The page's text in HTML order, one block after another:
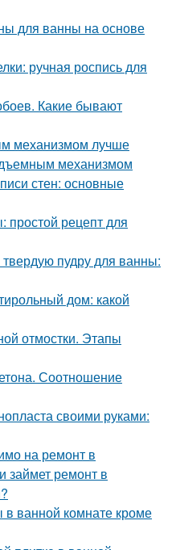
для ванны на основе
ручная роспись для
Какие бывают
механизмом лучше
механизмом
стен: основные
простой рецепт для
пудру для ванны:
дом: какой
отмостки. Этапы
Соотношение
своими руками:
на ремонт в
займет ремонт в
в ванной комнате кроме